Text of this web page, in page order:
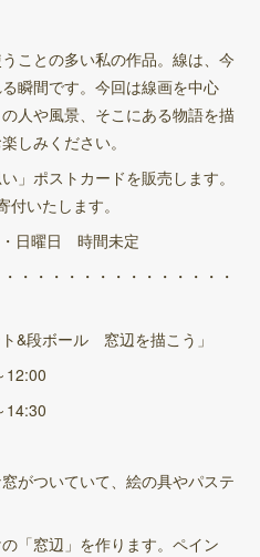
ことの多い私の作品。線は、今
瞬間です。今回は線画を中心
人や風景、そこにある物語を描
しみください。
」ポストカードを販売します。
いたします。
日曜日 時間未定
・・・・・・・・・・・・・・
&段ボール 窓辺を描こう」
～12:00
がついていて、絵の具やパステ
「窓辺」を作ります。ペイン